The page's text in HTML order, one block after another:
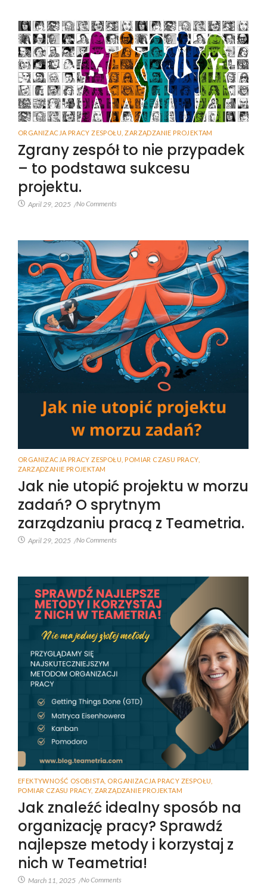
ORGANIZACJA PRACY ZESPOŁU ZARZĄDZANIE PROJEKTAM
Zgrany zespół to nie przypadek
– to podstawa sukcesu
projektu.
April 29, 2025 /No Comments
ORGANIZACJA PRACY ZESPOŁU POMIAR CZASU PRACY,
ZARZĄDZANIE PROJEKTAM
Jak nie utopić projektu w morzu
zadań? O sprytnym
zarządzaniu pracą z Teametria.
April 29, 2025 /No Comments
EFEKTYWNOŚĆ OSOBISTA ORGANIZACJA PRACY ZESPOŁU
POMIAR CZASU PRACY, ZARZĄDZANIE PROJEKTAM
Jak znaleźć idealny sposób na
organizację pracy? Sprawdź
najlepsze metody i korzystaj z
nich w Teametria!
March 11, 2025 /No Comments